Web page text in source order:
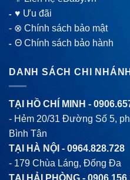
-♥ Ưu đãi
- ⊗ Chính sách bảo mật
-Θ Chính sách bảo hành
DANH SÁCH CHI NHÁNH
TẠI HỒ CHÍ MINH -
- Hẻm 20/31 Đường Số 5,
Bình Tân
TẠI HÀ NỘI - 0964.828.728
- 179 Chùa Láng, Đống Đa